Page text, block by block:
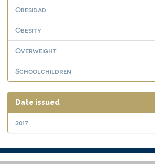
Obesidad
Obesity
Overweight
Schoolchildren
Date issued
2017